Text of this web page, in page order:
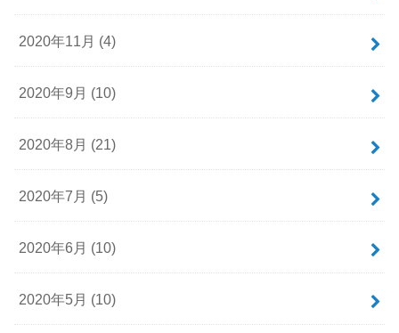
2020年11月 (4)
2020年9月 (10)
2020年8月 (21)
2020年7月 (5)
2020年6月 (10)
2020年5月 (10)